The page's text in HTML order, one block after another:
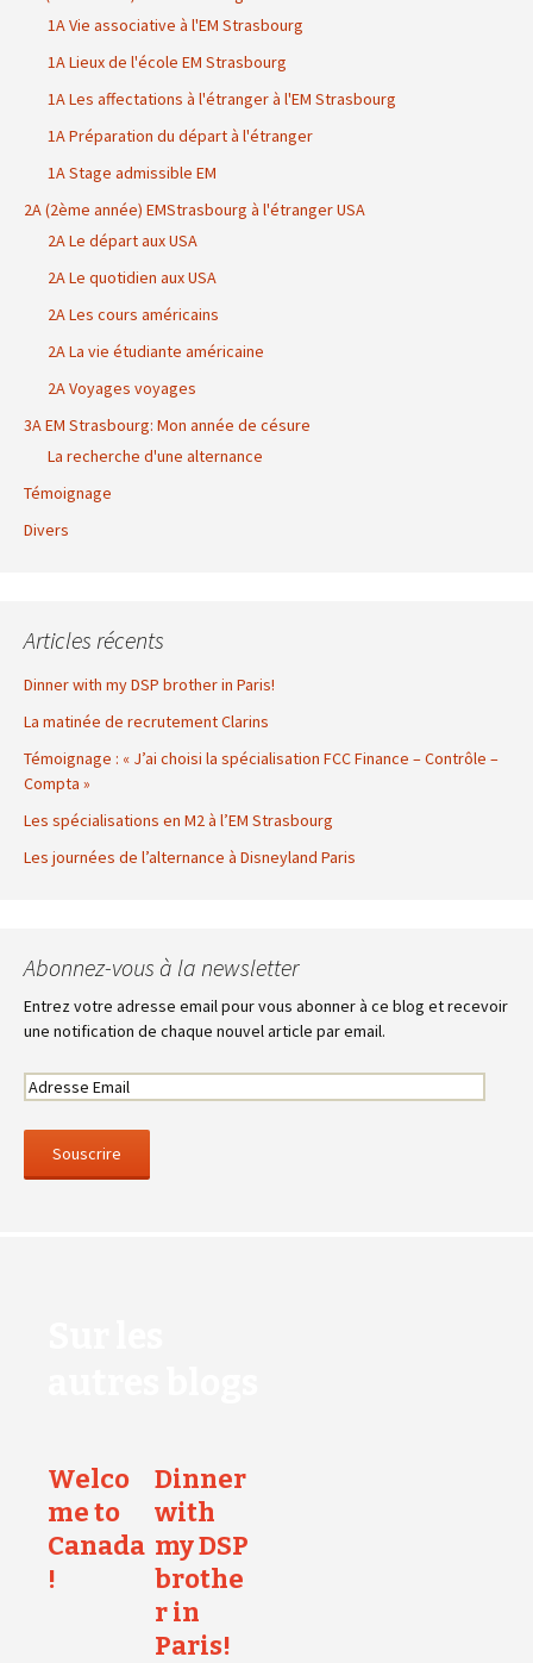
1A Vie associative à l'EM Strasbourg
1A Lieux de l'école EM Strasbourg
1A Les affectations à l'étranger à l'EM Strasbourg
1A Préparation du départ à l'étranger
1A Stage admissible EM
2A (2ème année) EMStrasbourg à l'étranger USA
2A Le départ aux USA
2A Le quotidien aux USA
2A Les cours américains
2A La vie étudiante américaine
2A Voyages voyages
3A EM Strasbourg: Mon année de césure
La recherche d'une alternance
Témoignage
Divers
Articles récents
Dinner with my DSP brother in Paris!
La matinée de recrutement Clarins
Témoignage : « J’ai choisi la spécialisation FCC Finance – Contrôle –
Compta »
Les spécialisations en M2 à l’EM Strasbourg
Les journées de l’alternance à Disneyland Paris
Abonnez-vous à la newsletter
Entrez votre adresse email pour vous abonner à ce blog et recevoir
une notification de chaque nouvel article par email.
Welco
me to
Canada
!
Dinner
with
my DSP
brothe
r in
Paris!